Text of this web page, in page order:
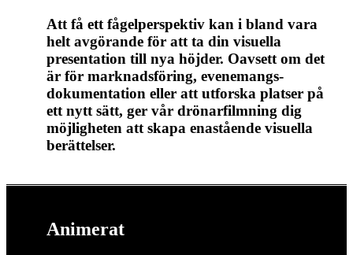
Att få ett fågelperspektiv kan i bland vara
helt avgörande för att ta din visuella
presentation till nya höjder. Oavsett om det
är för marknadsföring, evenemangs-
dokumentation eller att utforska platser på
ett nytt sätt, ger vår drönarfilmning dig
möjligheten att skapa enastående visuella
berättelser.
Animerat